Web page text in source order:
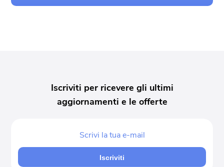
Iscriviti per ricevere gli ultimi
aggiornamenti e le offerte
Iscriviti